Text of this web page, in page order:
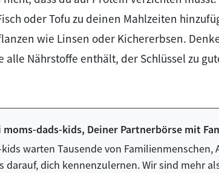
oder Tofu zu deinen Mahlzeiten
wie Linsen oder Kichererbsen.
Nährstoffe enthält, der Schlüssel zu
dads-kids, Deiner Partnerbörse mit
warten Tausende von Familienmenschen,
darauf, dich kennenzulernen. Wir sind mehr